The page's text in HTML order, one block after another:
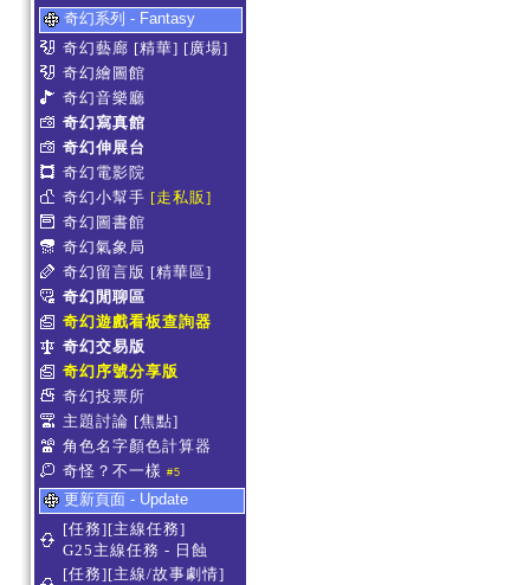
奇幻系列 - Fantasy
奇幻藝廊 [精華] [廣場]
奇幻繪圖館
奇幻音樂廳
奇幻寫真館
奇幻伸展台
奇幻電影院
奇幻小幫手 [走私販]
奇幻圖書館
奇幻氣象局
奇幻留言版 [精華區]
奇幻閒聊區
奇幻遊戲看板查詢器
奇幻交易版
奇幻序號分享版
奇幻投票所
主題討論 [焦點]
角色名字顏色計算器
奇怪？不一樣 #5
更新頁面 - Update
[任務][主線任務]
G25主線任務 - 日蝕
[任務][主線/故事劇情]